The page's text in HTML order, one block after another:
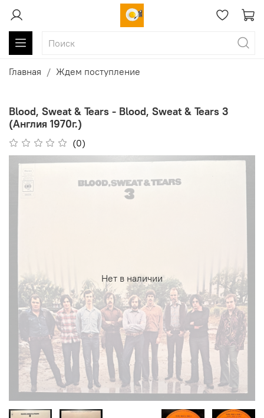
Главная Ждем поступление
Blood, Sweat & Tears - Blood, Sweat & Tears 3
(Англия 1970г.)
(0)
Нет в наличии